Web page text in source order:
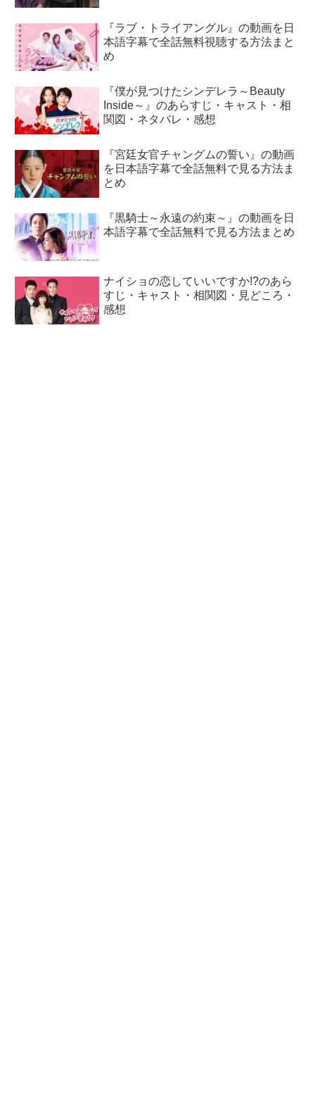
『ラブ・トライアングル』の動画を日
本語字幕で全話無料視聴する方法まと
め
『僕が見つけたシンデレラ～Beauty
Inside～』のあらすじ・キャスト・相
関図・ネタバレ・感想
『宮廷女官チャングムの誓い』の動画
を日本語字幕で全話無料で見る方法ま
とめ
『黒騎士～永遠の約束～』の動画を日
本語字幕で全話無料で見る方法まとめ
ナイショの恋していいですか!?のあら
すじ・キャスト・相関図・見どころ・
感想